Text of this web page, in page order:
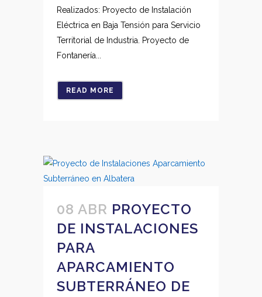
Realizados: Proyecto de Instalación
Eléctrica en Baja Tensión para Servicio
Territorial de Industria. Proyecto de
Fontanería...
READ MORE
08 ABR PROYECTO
DE INSTALACIONES
PARA
APARCAMIENTO
SUBTERRÁNEO DE